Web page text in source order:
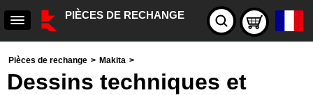
PIÈCES DE RECHANGE
Pièces de rechange > Makita >
Dessins techniques et